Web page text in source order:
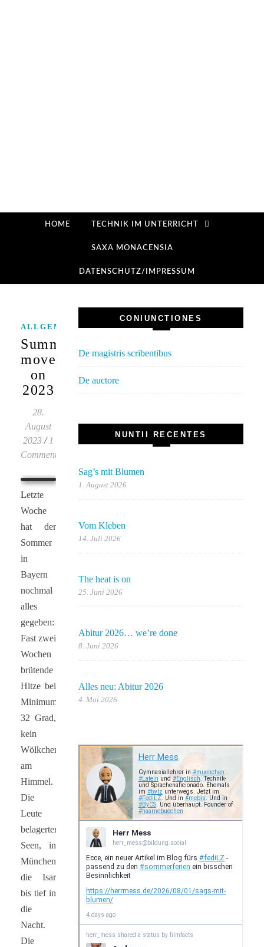
HOME TECHNIK IM UNTERRICHT
SAXA MONACENSIA
DATENSCHUTZ/IMPRESSUM
ALLGEMEINES,TECHNIK
Summer
moved
on
2023
28.
August
2023 / 1
Comment
Letzte
Woche
hat der
Sommer
in
Bayern
nochmal
alles
gegeben:
Fast zwei
Wochen
brütende
Hitze bei
Minimum
32 Grad,
kein
Wölkchen
am
Himmel.
Die
Leute
belagerten
Seen, in
München
die Isar
bis tief in
die
Nacht.
Die
CONIUNCTIONES
De magistris scribentibus
De auctore
NUNTII RECENTES
Sag’s mit Blumen
1. August 2026
Vom Kleben
14. Juli 2026
The heat is on
25. Juni 2026
Abitur 2026… we’re done
8. Juni 2026
Alles neu: Abitur 2026
4. Mai 2026